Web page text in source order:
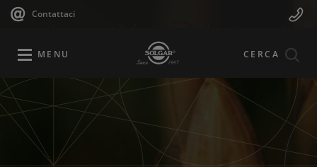
Salta
principale
Contattaci
Navigazione
Menu
MENU CERCA